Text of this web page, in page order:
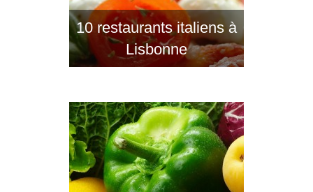
10 restaurants italiens à
Lisbonne